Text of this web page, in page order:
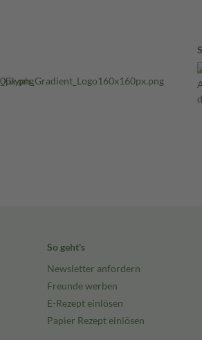
So geht's
Newsletter anfordern
Freunde werben
E-Rezept einlösen
Papier Rezept einlösen